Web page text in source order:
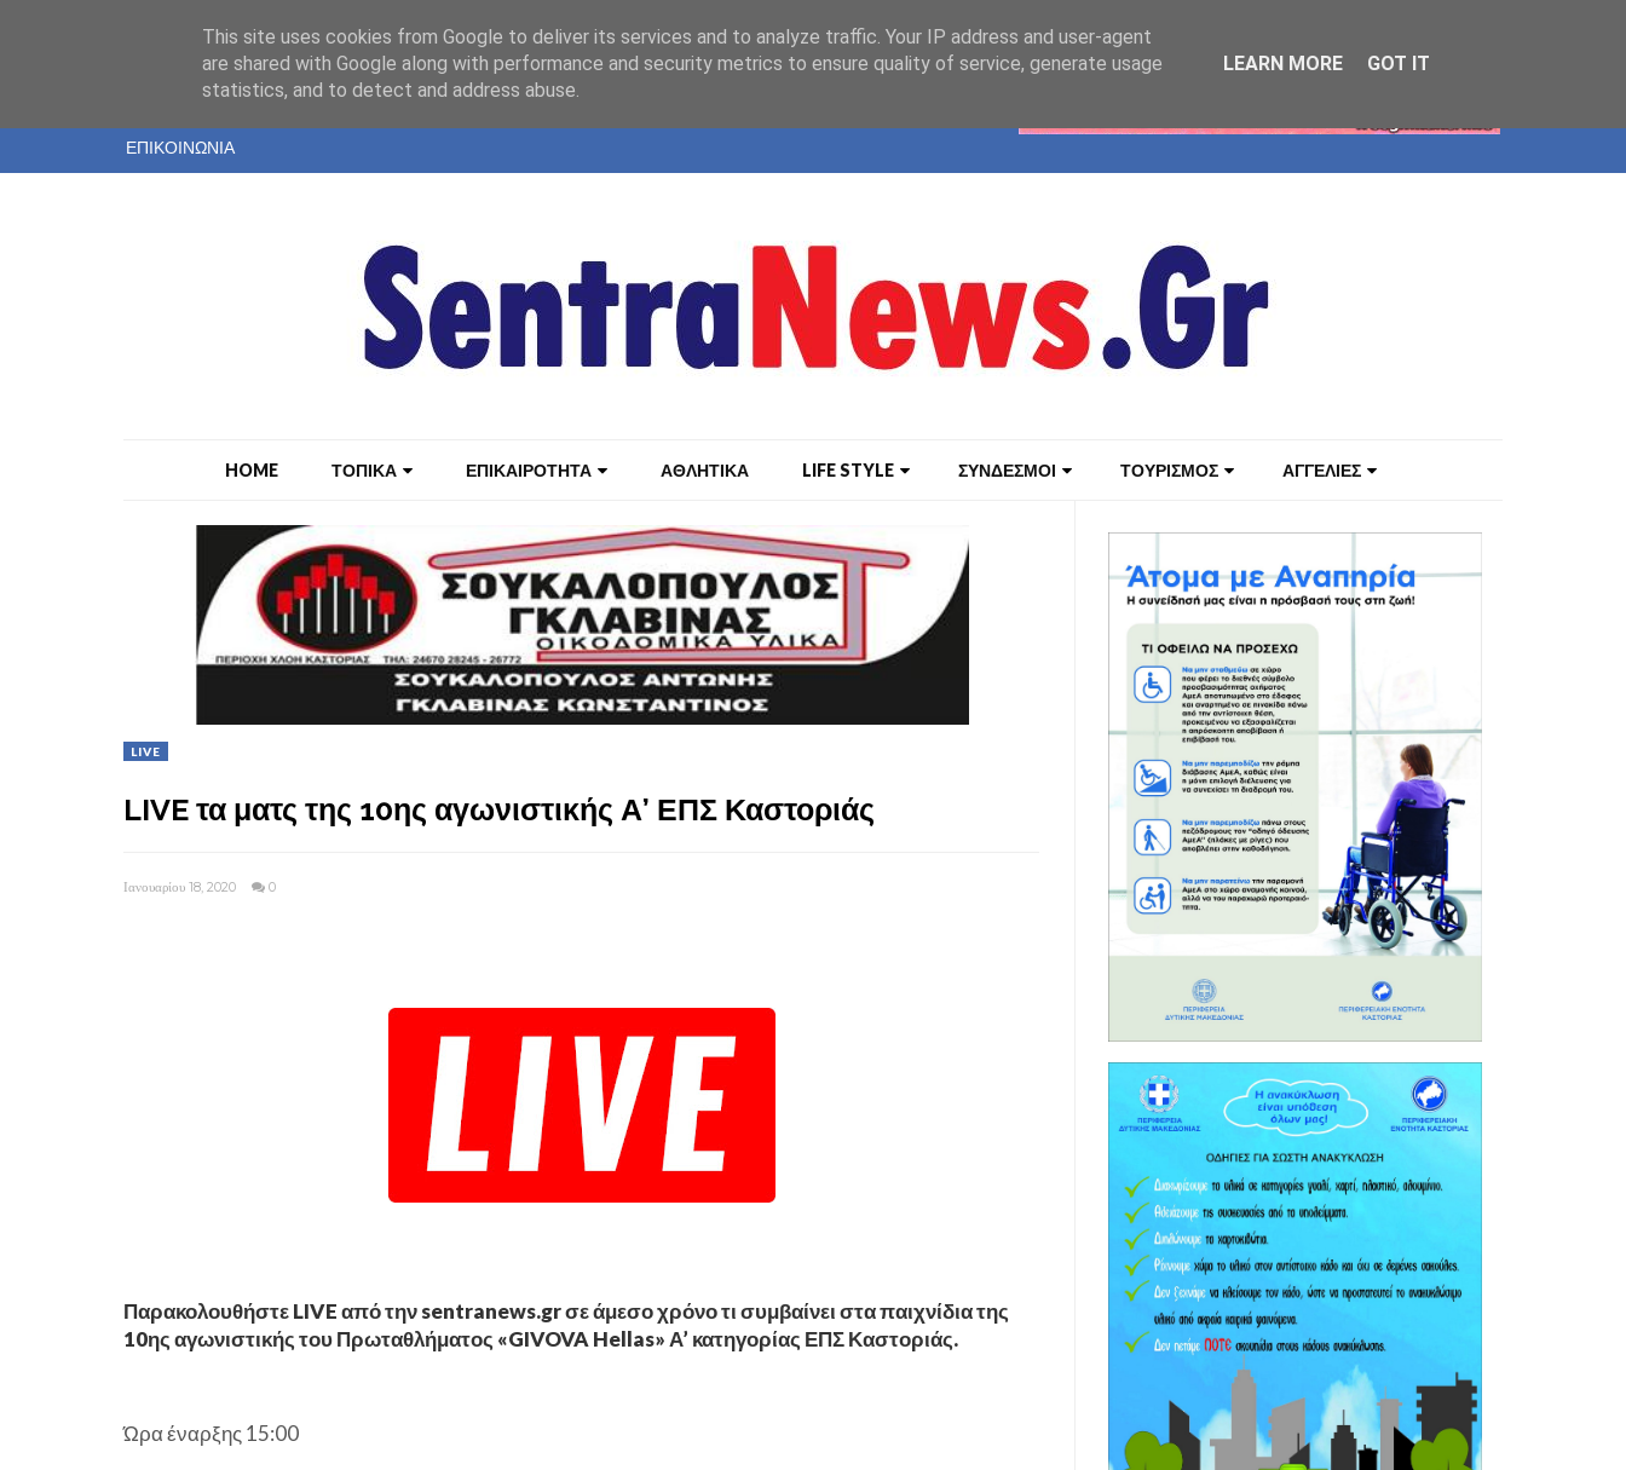
ΤΑΥΤΟΤΗΤΑ
ΕΝΤΥΠΗ ΕΚΔΟΣΗ
ΕΠΙΚΟΙΝΩΝΙΑ
HOME ΤΟΠΙΚΑ ΕΠΙΚΑΙΡΟΤΗΤΑ ΑΘΛΗΤΙΚΑ LIFE STYLE ΣΥΝΔΕΣΜΟΙ ΤΟΥΡΙΣΜΟΣ ΑΓΓΕΛΙΕΣ
LIVE
LIVE τα ματς της 10ης αγωνιστικής Α’ ΕΠΣ Καστοριάς
Ιανουαρίου 18, 2020 0
Παρακολουθήστε LIVE από την sentranews.gr σε άμεσο χρόνο τι συμβαίνει στα παιχνίδια της
10ης αγωνιστικής του Πρωταθλήματος «GIVOVA Hellas» Α’ κατηγορίας ΕΠΣ Καστοριάς.
Ώρα έναρξης 15:00
This site uses cookies from Google to deliver its services and to analyze traffic. Your IP address and user-agent
are shared with Google along with performance and security metrics to ensure quality of service, generate usage
statistics, and to detect and address abuse.
LEARN MORE GOT IT